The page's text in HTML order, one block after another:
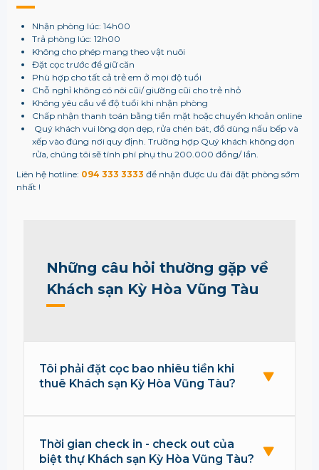
Nhận phòng lúc: 14h00
Trả phòng lúc: 12h00
Không cho phép mang theo vật nuôi
Đặt cọc trước để giữ căn
Phù hợp cho tất cả trẻ em ở mọi độ tuổi
Chỗ nghỉ không có nôi cũi/ giường cũi cho trẻ nhỏ
Không yêu cầu về độ tuổi khi nhận phòng
Chấp nhận thanh toán bằng tiền mặt hoặc chuyển khoản online
Quý khách vui lòng dọn dẹp, rửa chén bát, đồ dùng nấu bếp và
xếp vào đúng nơi quy định. Trường hợp Quý khách không dọn
rửa, chúng tôi sẽ tính phí phụ thu 200.000 đồng/ lần.
Liên hệ hotline: 094 333 3333 để nhận được ưu đãi đặt phòng sớm
nhất !
Những câu hỏi thường gặp về
Khách sạn Kỳ Hòa Vũng Tàu
Tôi phải đặt cọc bao nhiêu tiền khi
thuê Khách sạn Kỳ Hòa Vũng Tàu?
Thời gian check in - check out của
biệt thự Khách sạn Kỳ Hòa Vũng Tàu?